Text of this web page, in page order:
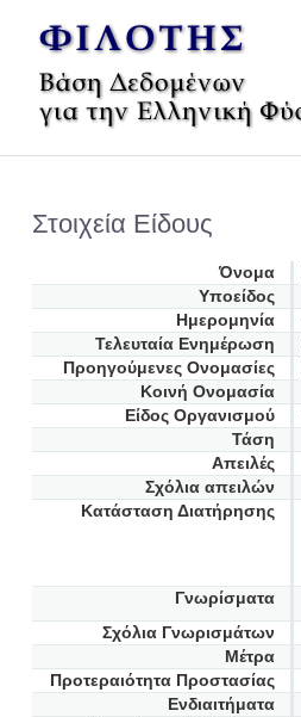
Στοιχεία Είδους
Όνομα
Υποείδος
Ημερομηνία
Τελευταία Ενημέρωση
Προηγούμενες Oνομασίες
Κοινή Ονομασία
Είδος Οργανισμού
Τάση
Απειλές
Σχόλια απειλών
Κατάσταση Διατήρησης
Γνωρίσματα
Σχόλια Γνωρισμάτων
Μέτρα
Προτεραιότητα Προστασίας
Ενδιαιτήματα